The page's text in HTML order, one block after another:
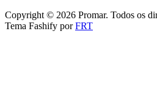
Copyright © 2026 Promar. Todos os
Tema Fashify porFRT